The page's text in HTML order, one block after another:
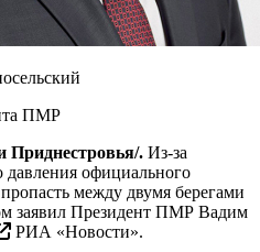
ПМР
Приднестровья/. Из-за
давления официального
между двумя берегами
заявил Президент ПМР Вадим
РИА «Новости».